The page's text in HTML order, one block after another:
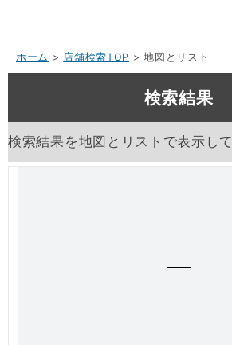
ホーム > 店舗検索TOP > 地図とリスト
検索結果
検索結果を地図とリストで表示し